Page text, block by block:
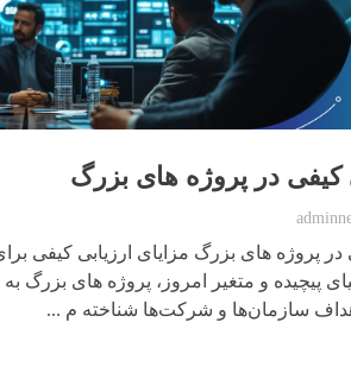
کیفی در پروژه های بزرگ
در پروژه های بزرگ مزایای ارزیابی کیفی
پیچیده و متغیر امروز، پروژه های بزرگ
اهداف سازمان‌ها و شرکت‌ها شناخته م ...